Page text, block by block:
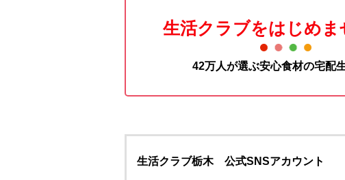
生活クラブをはじめま
42万人が選ぶ安心食材の宅配
生活クラブ栃木 公式SNSアカウント